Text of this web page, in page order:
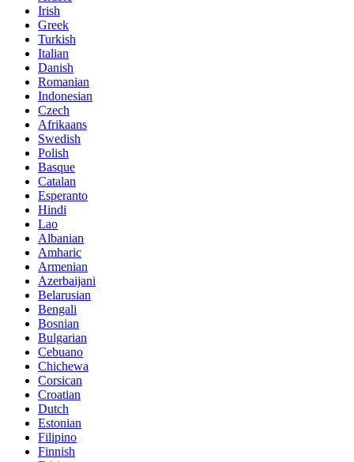
Irish
Greek
Turkish
Italian
Danish
Romanian
Indonesian
Czech
Afrikaans
Swedish
Polish
Basque
Catalan
Esperanto
Hindi
Lao
Albanian
Amharic
Armenian
Azerbaijani
Belarusian
Bengali
Bosnian
Bulgarian
Cebuano
Chichewa
Corsican
Croatian
Dutch
Estonian
Filipino
Finnish